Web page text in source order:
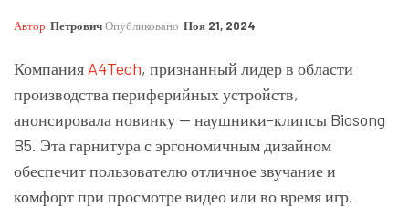
Автор ПетровичОпубликовано Ноя 21, 2024
Компания A4Tech, признанный лидер в области
производства периферийных устройств,
анонсировала новинку — наушники-клипсы Biosong
B5. Эта гарнитура с эргономичным дизайном
обеспечит пользователю отличное звучание и
комфорт при просмотре видео или во время игр.